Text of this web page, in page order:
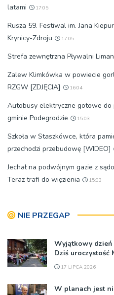
latami
17:05
Rusza 59. Festiwal im. Jana
Krynicy-Zdroju
17:05
Strefa zewnętrzna Pływalni
Zalew Klimkówka w powiecie
RZGW [ZDJĘCIA]
16:04
Autobusy elektryczne gotowe do
gminie Podegrodzie
15:03
Szkoła w Staszkówce, która
przechodzi przebudowę [WIDEO]
Jechał na podwójnym gazie z
Teraz trafi do więzienia
15:03
NIE PRZEGAP
Wyjątkowy
Dziś uroczystość
17 LIPCA 2026
W planach jest